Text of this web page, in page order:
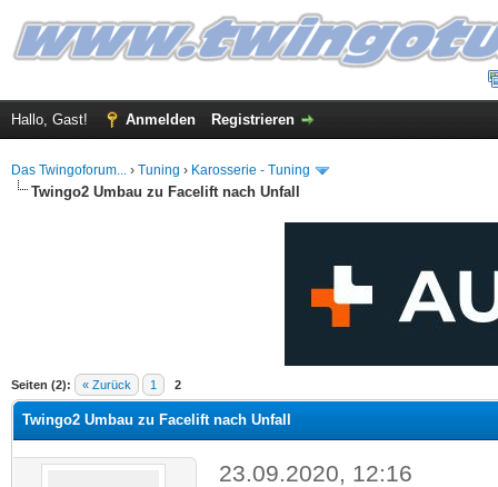
Hallo, Gast! Anmelden Registrieren
Das Twingoforum... › Tuning › Karosserie - Tuning
Twingo2 Umbau zu Facelift nach Unfall
Seiten (2): « Zurück 1 2
Durchschnitt
Twingo2 Umbau zu Facelift nach Unfall
23.09.2020, 12:16